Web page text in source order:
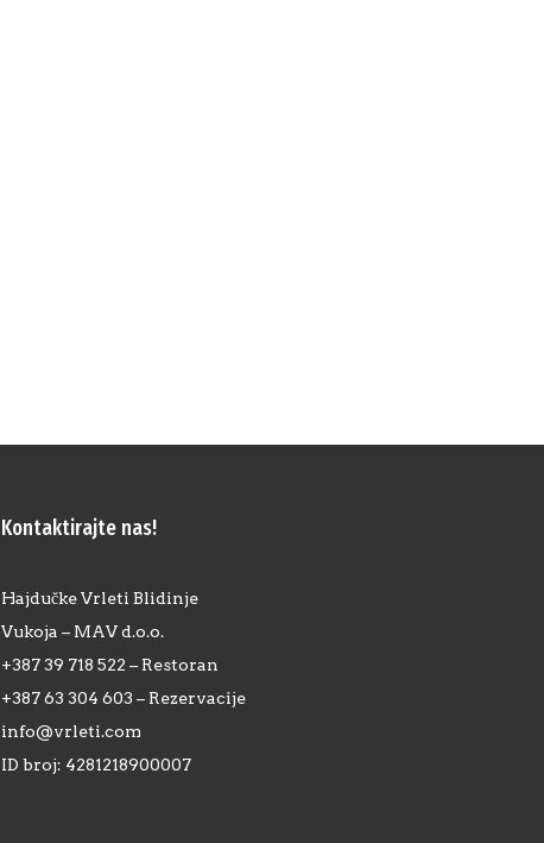
Kontaktirajte nas!
Hajdučke Vrleti Blidinje
Vukoja – MAV d.o.o.
+387 39 718 522 – Restoran
+387 63 304 603 – Rezervacije
info@vrleti.com
ID broj: 4281218900007